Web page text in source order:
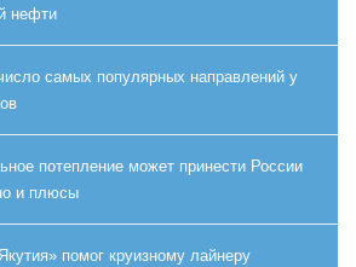
нефти
самых популярных направлений у
потепление может принести России
и плюсы
помог круизному лайнеру